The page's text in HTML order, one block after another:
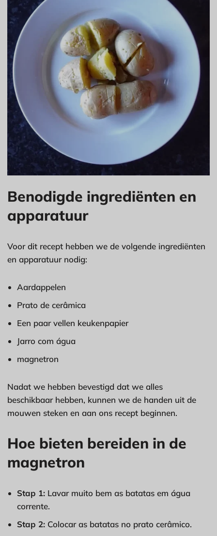
Benodigde ingrediënten en
apparatuur
Voor dit recept hebben we de volgende ingrediënten
en apparatuur nodig:
Aardappelen
Prato de cerâmica
Een paar vellen keukenpapier
Jarro com água
magnetron
Nadat we hebben bevestigd dat we alles
beschikbaar hebben, kunnen we de handen uit de
mouwen steken en aan ons recept beginnen.
Hoe bieten bereiden in de
magnetron
Stap 1: Lavar muito bem as batatas em água
corrente.
Stap 2: Colocar as batatas no prato cerâmico.